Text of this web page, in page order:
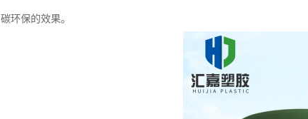
碳环保的效果。